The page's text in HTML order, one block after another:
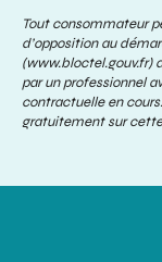
Tout consommateur
d’opposition au
(www.bloctel.gouv.fr)
par un professionnel
contractuelle en
gratuitement sur